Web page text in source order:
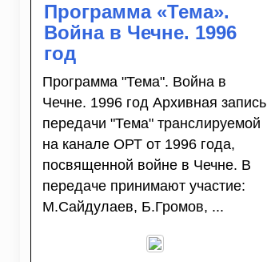
Программа «Тема».
Война в Чечне. 1996
год
Программа "Тема". Война в
Чечне. 1996 год Архивная запись
передачи "Тема" транслируемой
на канале ОРТ от 1996 года,
посвященной войне в Чечне. В
передаче принимают участие:
М.Сайдулаев, Б.Громов, ...